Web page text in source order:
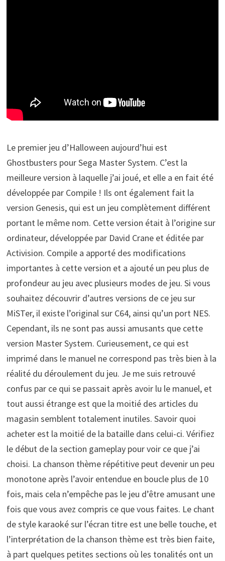
Le premier jeu d’Halloween aujourd’hui est
Ghostbusters pour Sega Master System. C’est la
meilleure version à laquelle j’ai joué, et elle a en fait été
développée par Compile ! Ils ont également fait la
version Genesis, qui est un jeu complètement différent
portant le même nom. Cette version était à l’origine sur
ordinateur, développée par David Crane et éditée par
Activision. Compile a apporté des modifications
importantes à cette version et a ajouté un peu plus de
profondeur au jeu avec plusieurs modes de jeu. Si vous
souhaitez découvrir d’autres versions de ce jeu sur
MiSTer, il existe l’original sur C64, ainsi qu’un port NES.
Cependant, ils ne sont pas aussi amusants que cette
version Master System. Curieusement, ce qui est
imprimé dans le manuel ne correspond pas très bien à la
réalité du déroulement du jeu. Je me suis retrouvé
confus par ce qui se passait après avoir lu le manuel, et
tout aussi étrange est que la moitié des articles du
magasin semblent totalement inutiles. Savoir quoi
acheter est la moitié de la bataille dans celui-ci. Vérifiez
le début de la section gameplay pour voir ce que j’ai
choisi. La chanson thème répétitive peut devenir un peu
monotone après l’avoir entendue en boucle plus de 10
fois, mais cela n’empêche pas le jeu d’être amusant une
fois que vous avez compris ce que vous faites. Le chant
de style karaoké sur l’écran titre est une belle touche, et
l’interprétation de la chanson thème est très bien faite,
à part quelques petites sections où les tonalités ont un